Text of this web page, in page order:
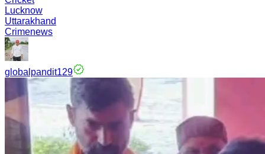
Lucknow
Uttarakhand
Crimenews
globalpandit129